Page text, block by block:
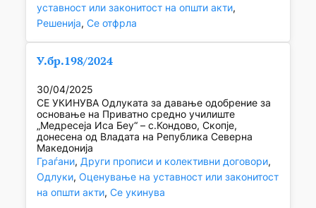
уставност или законитост на општи акти
Решенија, Се отфрла
У.бр.198/2024
30/04/2025
СЕ УКИНУВА Одлуката за давање одобрение за
основање на Приватно средно училиште
„Медресеја Иса Беу“ – с.Кондово, Скопје,
донесена од Владата на Република Северна
Македонија
Граѓани, Други прописи и колективни договори
Одлуки, Оценување на уставност или законитост
на општи акти, Се укинува